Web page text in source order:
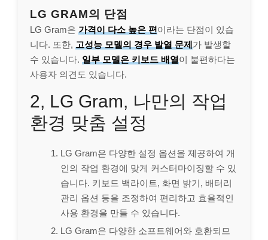
LG GRAM의 단점
LG Gram은 가격이 다소 높은 편이라는 단점이 있습
니다. 또한, 고성능 모델의 경우 발열 문제가 발생할
수 있습니다. 일부 모델은 키보드 배열이 불편하다는
사용자 의견도 있습니다.
2, LG Gram, 나만의 작업
환경 맞춤 설정
LG Gram은 다양한 설정 옵션을 제공하여 개
인의 작업 환경에 맞게 커스터마이징할 수 있
습니다. 키보드 백라이트, 화면 밝기, 배터리
관리 옵션 등을 조정하여 편리하고 효율적인
사용 환경을 만들 수 있습니다.
LG Gram은 다양한 소프트웨어와 호환되므